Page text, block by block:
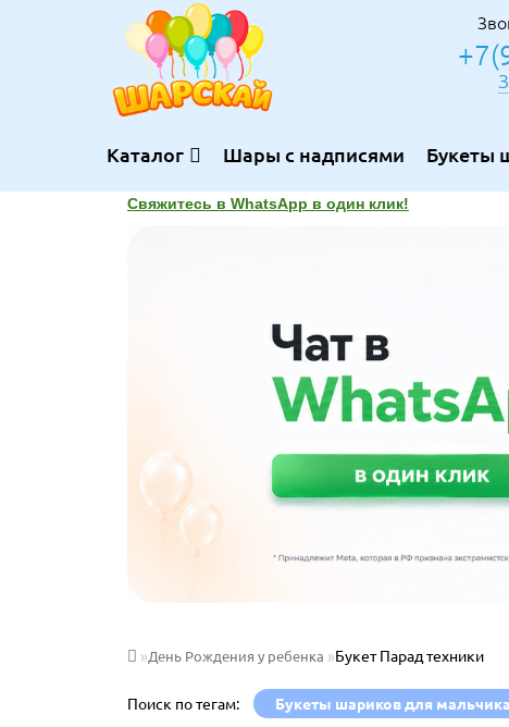
Каталог Шары с надписями Букеты
Свяжитесь в WhatsApp в один клик!
День Рождения у ребенка Букет Парад техники
Поиск по тегам: Букеты шариков для мальчика